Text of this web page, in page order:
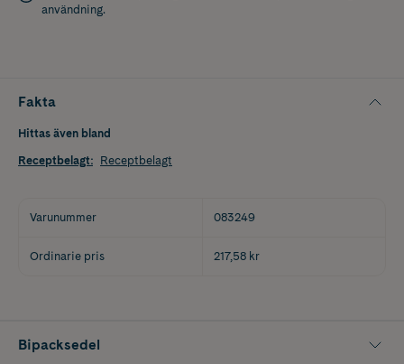
användning.
Fakta
Hittas även bland
Receptbelagt: Receptbelagt
Varunummer 083249
Ordinarie pris 217,58 kr
Bipacksedel